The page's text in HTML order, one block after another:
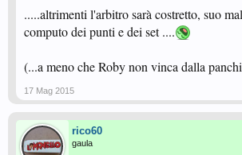
.....altrimenti l'arbitro sarà costretto, suo
computo dei punti e dei set ....
(...a meno che Roby non vinca dalla
17 Mag 2015
rico60
gaula